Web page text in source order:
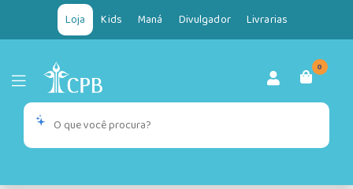
Loja Kids Maná Divulgador Livrarias
0